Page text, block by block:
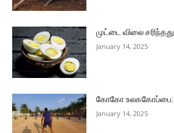
முட்டை விலை சரிந்தது
January 14, 2025
கோகோ உலககோப்பை:
January 14, 2025